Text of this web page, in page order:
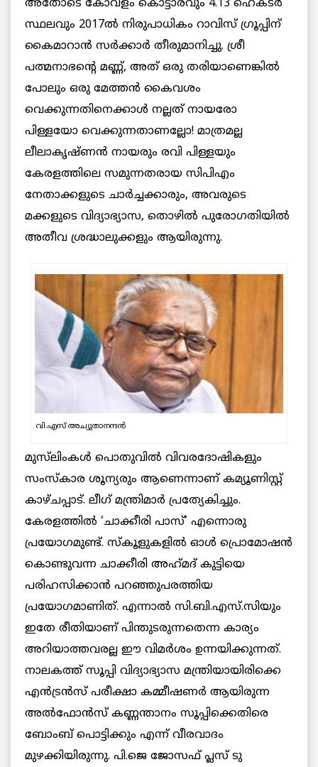
അതോടെ കോവളം കൊട്ടാരവും 4.13 ഹെക്ടർ
സ്ഥലവും 2017ൽ നിരുപാധികം റാവിസ് ഗ്രൂപ്പിന്
കൈമാറാൻ സർക്കാർ തീരുമാനിച്ചു. ശ്രീ
പത്മനാഭൻ്റെ മണ്ണ്, അത് ഒരു തരിയാണെങ്കിൽ
പോലും ഒരു മേത്തൻ കൈവശം
വെക്കുന്നതിനെക്കാൾ നല്ലത് നായരോ
പിള്ളയോ വെക്കുന്നതാണല്ലോ! മാത്രമല്ല
ലീലാകൃഷ്ണൻ നായരും രവി പിള്ളയും
കേരളത്തിലെ സമുന്നതരായ സിപിഎം
നേതാക്കളുടെ ചാർച്ചക്കാരും, അവരുടെ
മക്കളുടെ വിദ്യാഭ്യാസ, തൊഴിൽ പുരോഗതിയിൽ
അതീവ ശ്രദ്ധാലുക്കളും ആയിരുന്നു.
വി.എസ് അച്യുതാനന്ദൻ
മുസ്‌ലിംകള്‍ പൊതുവില്‍ വിവരദോഷികളും
സംസ്കാര ശൂന്യരും ആണെന്നാണ് കമ്യൂണിസ്റ്റ്
കാഴ്ചപ്പാട്. ലീഗ് മന്ത്രിമാര്‍ പ്രത്യേകിച്ചും.
കേരളത്തില്‍ ‘ചാക്കീരി പാസ്’ എന്നൊരു
പ്രയോഗമുണ്ട്. സ്കൂളുകളില്‍ ഓള്‍ പ്രൊമോഷന്‍
കൊണ്ടുവന്ന ചാക്കീരി അഹ്‌മദ് കുട്ടിയെ
പരിഹസിക്കാന്‍ പറഞ്ഞുപരത്തിയ
പ്രയോഗമാണിത്. എന്നാല്‍ സി.ബി.എസ്‌.സിയും
ഇതേ രീതിയാണ് പിന്തുടരുന്നതെന്ന കാര്യം
അറിയാത്തവരല്ല ഈ വിമര്‍ശം ഉന്നയിക്കുന്നത്.
നാലകത്ത് സൂപ്പി വിദ്യാഭ്യാസ മന്ത്രിയായിരിക്കെ
എന്‍ട്രന്‍സ് പരീക്ഷാ കമ്മീഷണര്‍ ആയിരുന്ന
അല്‍ഫോൻസ് കണ്ണന്താനം സൂപ്പിക്കെതിരെ
ബോംബ് പൊട്ടിക്കും എന്ന് വീരവാദം
മുഴക്കിയിരുന്നു. പി.ജെ ജോസഫ് പ്ലസ് ടു